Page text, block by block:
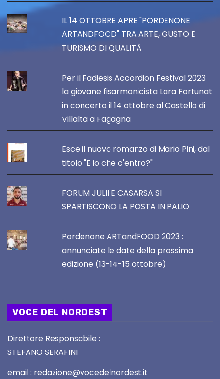
IL 14 OTTOBRE APRE "PORDENONE
ARTANDFOOD" TRA ARTE, GUSTO E
TURISMO DI QUALITÀ
Per il Fadiesis Accordion Festival 2023
la giovane fisarmonicista Lara Fortunat
in concerto il 14 ottobre al Castello di
Villalta a Fagagna
Esce il nuovo romanzo di Mario Pini, dal
titolo "E io che c'entro?"
FORUM JULII E CASARSA SI
SPARTISCONO LA POSTA IN PALIO
Pordenone ARTandFOOD 2023 :
annunciate le date della prossima
edizione (13-14-15 ottobre)
VOCE DEL NORDEST
Direttore Responsabile :
STEFANO SERAFINI
email : redazione@vocedelnordest.it